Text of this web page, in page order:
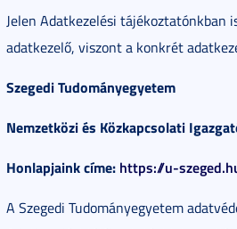
Jelen Adatkezelési tájékoztatónkban
adatkezelő, viszont a konkrét
Szegedi Tudományegyetem
Nemzetközi és Közkapcsolati
Honlapjaink címe: https://u-
A Szegedi Tudományegyetem